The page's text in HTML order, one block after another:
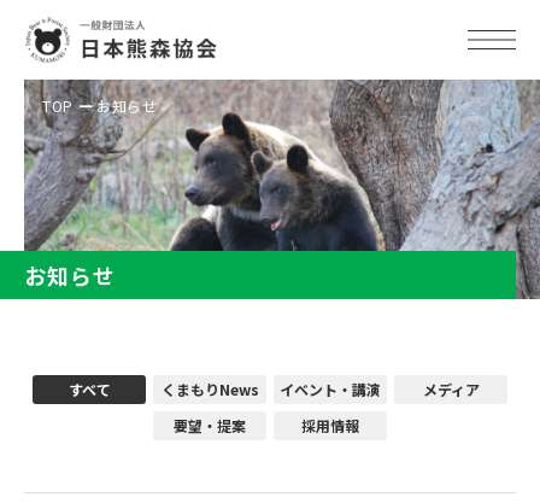
TOP お知らせ
お知らせ
すべて くまもりNews イベント・講演
メディア
要望・提案
採用情報